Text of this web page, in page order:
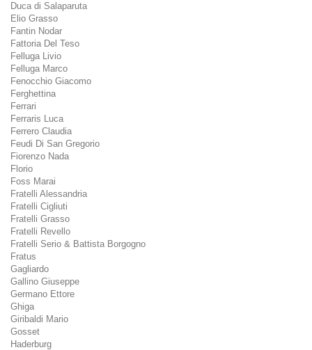
Duca di Salaparuta
Elio Grasso
Fantin Nodar
Fattoria Del Teso
Felluga Livio
Felluga Marco
Fenocchio Giacomo
Ferghettina
Ferrari
Ferraris Luca
Ferrero Claudia
Feudi Di San Gregorio
Fiorenzo Nada
Florio
Foss Marai
Fratelli Alessandria
Fratelli Cigliuti
Fratelli Grasso
Fratelli Revello
Fratelli Serio & Battista Borgogno
Fratus
Gagliardo
Gallino Giuseppe
Germano Ettore
Ghiga
Giribaldi Mario
Gosset
Haderburg